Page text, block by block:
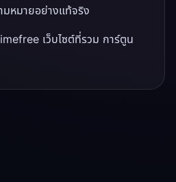
มหมายอย่างแท้จริง
เว็บไซต์ที่รวม การ์ตูน